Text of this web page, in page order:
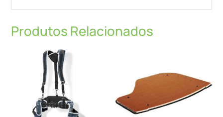
Produtos Relacionados